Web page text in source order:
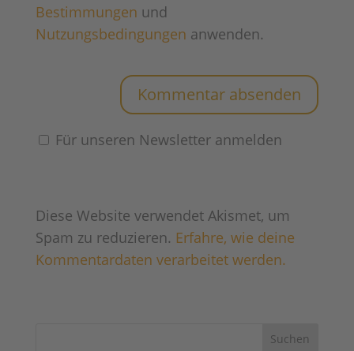
Bestimmungen und
Nutzungsbedingungen anwenden.
Für unseren Newsletter anmelden
Diese Website verwendet Akismet, um
Spam zu reduzieren. Erfahre, wie deine
Kommentardaten verarbeitet werden.